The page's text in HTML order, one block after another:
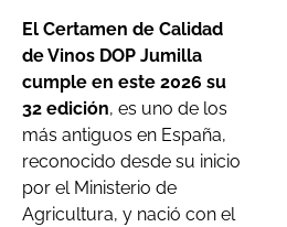
El Certamen de Calidad
de Vinos DOP Jumilla
cumple en este 2026 su
32 edición, es uno de los
más antiguos en España,
reconocido desde su inicio
por el Ministerio de
Agricultura, y nació con el